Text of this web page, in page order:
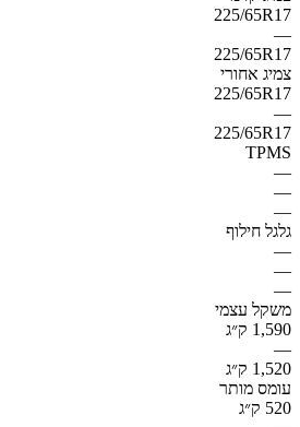
225/65R17
—
225/65R17
צמיג אחורי
225/65R17
—
225/65R17
TPMS
—
—
—
גלגל חילוף
—
—
—
משקל עצמי
1,590 ק״ג
—
1,520 ק״ג
עומס מותר
520 ק״ג